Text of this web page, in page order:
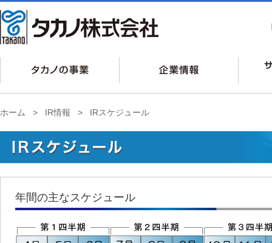
ホーム > IR情報 > IRスケジュール
年間の主なスケジュール